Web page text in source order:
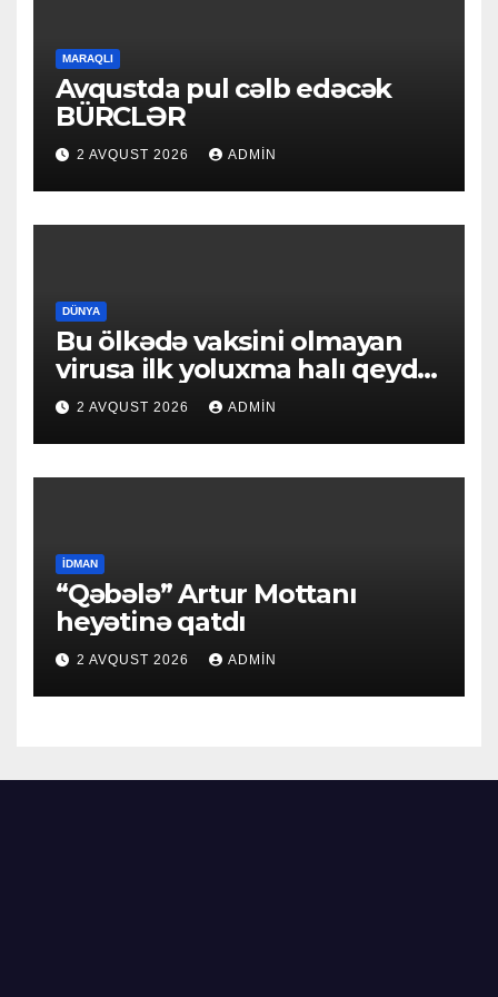
MARAQLI
Avqustda pul cəlb edəcək
BÜRCLƏR
2 AVQUST 2026 ADMIN
DÜNYA
Bu ölkədə vaksini olmayan
virusa ilk yoluxma halı qeydə
alındı
2 AVQUST 2026 ADMIN
İDMAN
“Qəbələ” Artur Mottanı
heyətinə qatdı
2 AVQUST 2026 ADMIN